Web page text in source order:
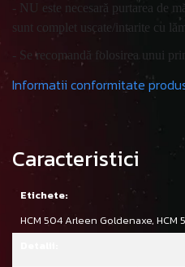
- NU este necesară purtarea de
sunt complet uscate/intarite cu
- Se recomandă folosirea unui
Informatii conformitate
Caracteristici
Etichete:
HCM 504 Arleen Goldenaxe, HCM